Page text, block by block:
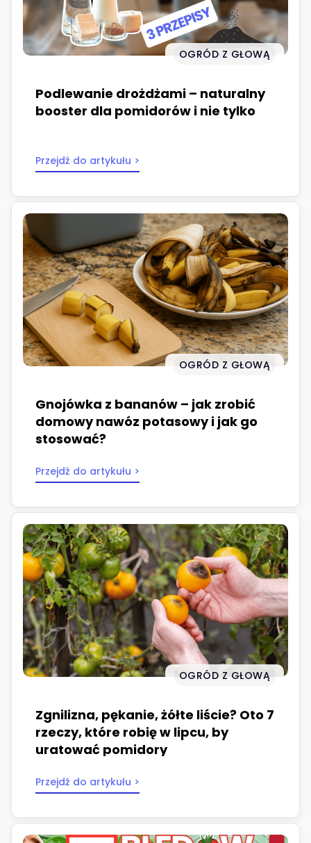
OGRÓD Z GŁOWĄ
Podlewanie drożdżami – naturalny
booster dla pomidorów i nie tylko
Przejdź do artykułu >
OGRÓD Z GŁOWĄ
Gnojówka z bananów – jak zrobić
domowy nawóz potasowy i jak go
stosować?
Przejdź do artykułu >
OGRÓD Z GŁOWĄ
Zgnilizna, pękanie, żółte liście? Oto 7
rzeczy, które robię w lipcu, by
uratować pomidory
Przejdź do artykułu >